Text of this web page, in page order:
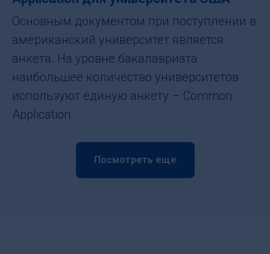
Основным документом при поступлении в
американский университет является
анкета. На уровне бакалавриата
наибольшее количество университетов
используют единую анкету – Common
Application.
Посмотреть еще